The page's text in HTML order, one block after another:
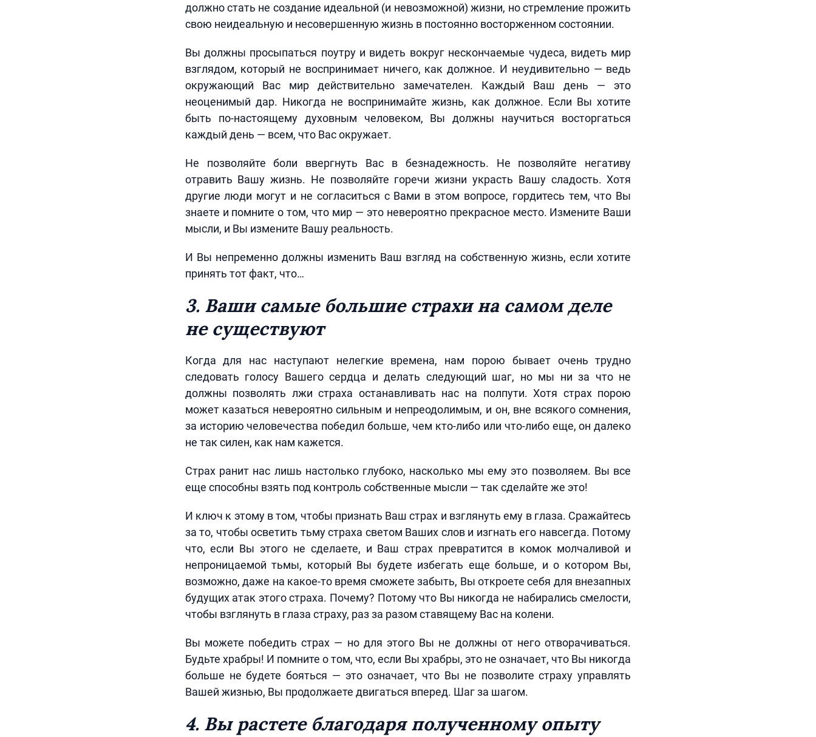
должно стать не создание идеальной (и невозможной) жизни, но стремление прожить
свою неидеальную и несовершенную жизнь в постоянно восторженном состоянии.
Вы должны просыпаться поутру и видеть вокруг нескончаемые чудеса, видеть мир
взглядом, который не воспринимает ничего, как должное. И неудивительно — ведь
окружающий Вас мир действительно замечателен. Каждый Ваш день — это
неоценимый дар. Никогда не воспринимайте жизнь, как должное. Если Вы хотите
быть по-настоящему духовным человеком, Вы должны научиться восторгаться
каждый день — всем, что Вас окружает.
Не позволяйте боли ввергнуть Вас в безнадежность. Не позволяйте негативу
отравить Вашу жизнь. Не позволяйте горечи жизни украсть Вашу сладость. Хотя
другие люди могут и не согласиться с Вами в этом вопросе, гордитесь тем, что Вы
знаете и помните о том, что мир — это невероятно прекрасное место. Измените Ваши
мысли, и Вы измените Вашу реальность.
И Вы непременно должны изменить Ваш взгляд на собственную жизнь, если хотите
принять тот факт, что…
3. Ваши самые большие страхи на самом деле
не существуют
Когда для нас наступают нелегкие времена, нам порою бывает очень трудно
следовать голосу Вашего сердца и делать следующий шаг, но мы ни за что не
должны позволять лжи страха останавливать нас на полпути. Хотя страх порою
может казаться невероятно сильным и непреодолимым, и он, вне всякого сомнения,
за историю человечества победил больше, чем кто-либо или что-либо еще, он далеко
не так силен, как нам кажется.
Страх ранит нас лишь настолько глубоко, насколько мы ему это позволяем. Вы все
еще способны взять под контроль собственные мысли — так сделайте же это!
И ключ к этому в том, чтобы признать Ваш страх и взглянуть ему в глаза. Сражайтесь
за то, чтобы осветить тьму страха светом Ваших слов и изгнать его навсегда. Потому
что, если Вы этого не сделаете, и Ваш страх превратится в комок молчаливой и
непроницаемой тьмы, который Вы будете избегать еще больше, и о котором Вы,
возможно, даже на какое-то время сможете забыть, Вы откроете себя для внезапных
будущих атак этого страха. Почему? Потому что Вы никогда не набирались смелости,
чтобы взглянуть в глаза страху, раз за разом ставящему Вас на колени.
Вы можете победить страх — но для этого Вы не должны от него отворачиваться.
Будьте храбры! И помните о том, что, если Вы храбры, это не означает, что Вы никогда
больше не будете бояться — это означает, что Вы не позволите страху управлять
Вашей жизнью, Вы продолжаете двигаться вперед. Шаг за шагом.
4. Вы растете благодаря полученному опыту